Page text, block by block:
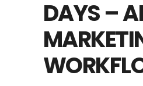
DAYS – AI